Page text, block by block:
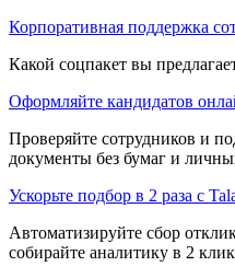
Корпоративная поддержка
Какой соцпакет вы
Оформляйте кандидатов
Проверяйте сотрудников и
документы без бумаг и
Ускорьте подбор в 2 раза с
Автоматизируйте сбор
собирайте аналитику в 2